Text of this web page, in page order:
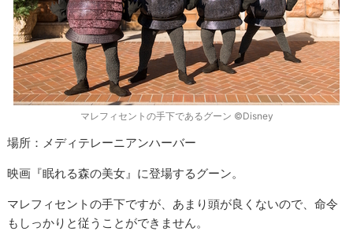
マレフィセントの手下であるグーン ©Disney
場所：メディテレーニアンハーバー
映画『眠れる森の美女』に登場するグーン。
マレフィセントの手下ですが、あまり頭が良くないので、命令
もしっかりと従うことができません。